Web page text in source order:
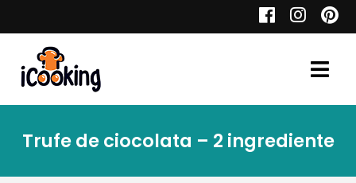
Retete
Trufe de ciocolata – 2 ingrediente